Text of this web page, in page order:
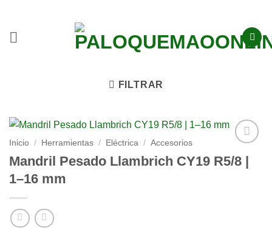
FILTRAR
Añadir
Inicio / Herramientas / Eléctrica / Accesorios
Mandril Pesado Llambrich CY19 R5/8 |
1–16 mm